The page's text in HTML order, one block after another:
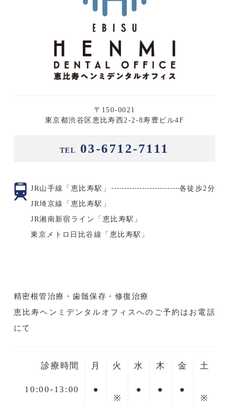
〒150-0021
東京都渋谷区恵比寿西2-2-8寿豊ビル4F
TEL 03-6712-7111
JR山手線「恵比寿駅」
各徒歩2分
JR埼京線「恵比寿駅」
JR湘南新宿ライン「恵比寿駅」
東京メトロ日比谷線「恵比寿駅」
精密根管治療・歯髄保存・修復治療
恵比寿ヘンミデンタルオフィスへのご予約はお電話
にて
診療時間 月 火 水 木 金 土
10:00-13:00
●
※
● ●
●
※